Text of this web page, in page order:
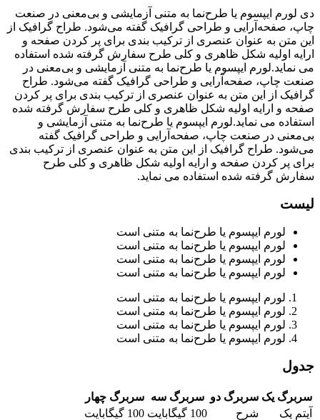
دی لورم ایپسوم یا طرح‌نما به متنی آزمایشی و بی‌معنی در صنعت
چاپ، صفحه‌آرایی و طراحی گرافیک گفته می‌شود. طراح گرافیک از
این متن به عنوان عنصری از ترکیب بندی برای پر کردن صفحه و
ارایه اولیه شکل ظاهری و کلی طرح سفارش گرفته شده استفاده
می نماید.لورم ایپسوم یا طرح‌نما به متنی آزمایشی و بی‌معنی در
صنعت چاپ، صفحه‌آرایی و طراحی گرافیک گفته می‌شود. طراح
گرافیک از این متن به عنوان عنصری از ترکیب بندی برای پر کردن
صفحه و ارایه اولیه شکل ظاهری و کلی طرح سفارش گرفته شده
استفاده می نماید.لورم ایپسوم یا طرح‌نما به متنی آزمایشی و
بی‌معنی در صنعت چاپ، صفحه‌آرایی و طراحی گرافیک گفته
می‌شود. طراح گرافیک از این متن به عنوان عنصری از ترکیب بندی
برای پر کردن صفحه و ارایه اولیه شکل ظاهری و کلی طرح
سفارش گرفته شده استفاده می نماید.
لیست
لورم ایپسوم یا طرح‌نما به متنی است
لورم ایپسوم یا طرح‌نما به متنی است
لورم ایپسوم یا طرح‌نما به متنی است
لورم ایپسوم یا طرح‌نما به متنی است
لورم ایپسوم یا طرح‌نما به متنی است
لورم ایپسوم یا طرح‌نما به متنی است
لورم ایپسوم یا طرح‌نما به متنی است
لورم ایپسوم یا طرح‌نما به متنی است
جدول
سربرگ یک سربرگ دو سربرگ سه
سربرگ چهار
آیتم یک
شرح 100 گیگابایت
100 گیگابایت